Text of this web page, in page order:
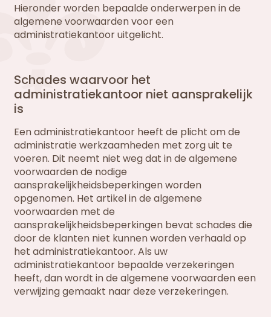
Hieronder worden bepaalde onderwerpen in de
algemene voorwaarden voor een
administratiekantoor uitgelicht.
Schades waarvoor het
administratiekantoor niet aansprakelijk
is
Een administratiekantoor heeft de plicht om de
administratie werkzaamheden met zorg uit te
voeren. Dit neemt niet weg dat in de algemene
voorwaarden de nodige
aansprakelijkheidsbeperkingen worden
opgenomen. Het artikel in de algemene
voorwaarden met de
aansprakelijkheidsbeperkingen bevat schades die
door de klanten niet kunnen worden verhaald op
het administratiekantoor. Als uw
administratiekantoor bepaalde verzekeringen
heeft, dan wordt in de algemene voorwaarden een
verwijzing gemaakt naar deze verzekeringen.